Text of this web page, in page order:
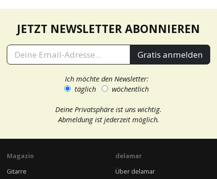
JETZT NEWSLETTER ABONNIEREN
Gratis anmelden
Ich möchte den Newsletter:
täglich
wöchentlich
Deine Privatsphäre ist uns wichtig.
Abmeldung ist jederzeit möglich.
Magazin
Gitarre
delamar
Über delamar